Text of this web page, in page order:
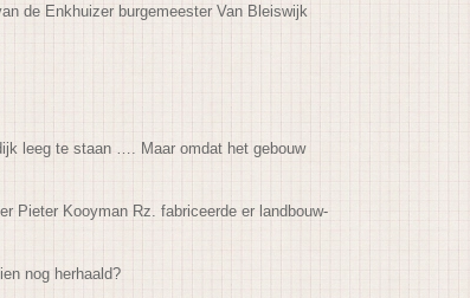
de Enkhuizer burgemeester Van Bleiswijk
leeg te staan …. Maar omdat het gebouw
Pieter Kooyman Rz. fabriceerde er landbouw-
nog herhaald?